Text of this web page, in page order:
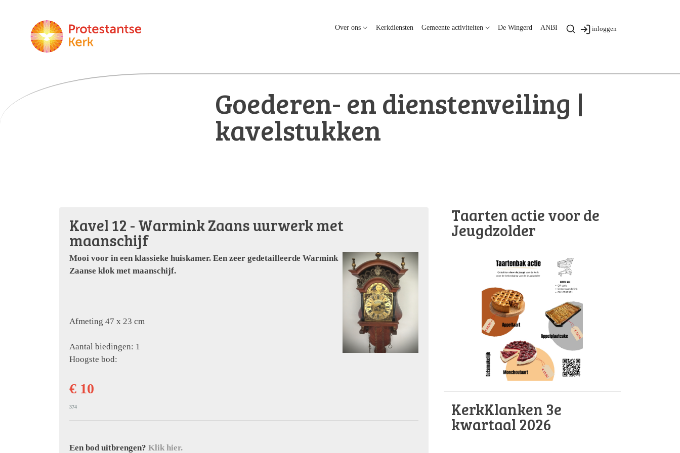
Over ons Kerkdiensten Gemeente activiteiten De Wingerd ANBI inloggen
Goederen- en dienstenveiling |
kavelstukken
Kavel 12 - Warmink Zaans uurwerk met
maanschijf
Mooi voor in een klassieke huiskamer. Een zeer gedetailleerde Warmink
Zaanse klok met maanschijf.
Afmeting 47 x 23 cm
Aantal biedingen: 1
Hoogste bod:
€ 10
374
Een bod uitbrengen? Klik hier.
Taarten actie voor de
Jeugdzolder
KerkKlanken 3e
kwartaal 2026